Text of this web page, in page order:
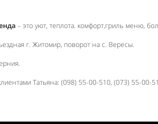
– это уют, теплота. комфорт,гриль меню,
г. Житомир, поворот на с. Вересы.
Татьяна: (098) 55-00-510, (073) 55-00-